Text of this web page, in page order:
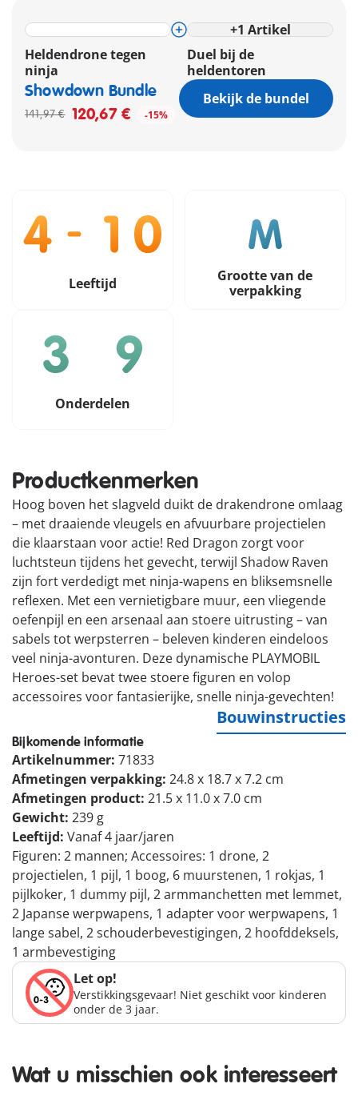
Heldendrone tegen
ninja
+1 Artikel
Duel bij de
heldentoren
Showdown Bundle
141,97 € 120,67 € -15%
Bekijk de bundel
Leeftijd
Grootte van de
verpakking
Onderdelen
Productkenmerken
Hoog boven het slagveld duikt de drakendrone omlaag
– met draaiende vleugels en afvuurbare projectielen
die klaarstaan voor actie! Red Dragon zorgt voor
luchtsteun tijdens het gevecht, terwijl Shadow Raven
zijn fort verdedigt met ninja-wapens en bliksemsnelle
reflexen. Met een vernietigbare muur, een vliegende
oefenpijl en een arsenaal aan stoere uitrusting – van
sabels tot werpsterren – beleven kinderen eindeloos
veel ninja-avonturen. Deze dynamische PLAYMOBIL
Heroes-set bevat twee stoere figuren en volop
accessoires voor fantasierijke, snelle ninja-gevechten!
Bouwinstructies
Bijkomende informatie
Artikelnummer: 71833
Afmetingen verpakking: 24.8 x 18.7 x 7.2 cm
Afmetingen product: 21.5 x 11.0 x 7.0 cm
Gewicht: 239 g
Leeftijd: Vanaf 4 jaar/jaren
Figuren: 2 mannen; Accessoires: 1 drone, 2
projectielen, 1 pijl, 1 boog, 6 muurstenen, 1 rokjas, 1
pijlkoker, 1 dummy pijl, 2 armmanchetten met lemmet,
2 Japanse werpwapens, 1 adapter voor werpwapens, 1
lange sabel, 2 schouderbevestigingen, 2 hoofddeksels,
1 armbevestiging
Let op!
Verstikkingsgevaar! Niet geschikt voor kinderen
onder de 3 jaar.
Wat u misschien ook interesseert